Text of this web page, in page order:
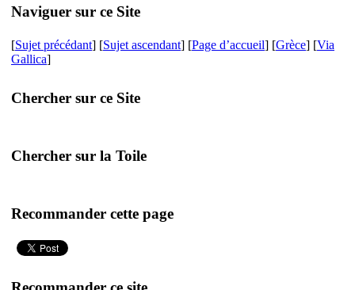
Naviguer sur ce Site
[Sujet précédant] [Sujet ascendant] [Page d’accueil] [Grèce] [Via
Gallica]
Chercher sur ce Site
Chercher sur la Toile
Recommander cette page